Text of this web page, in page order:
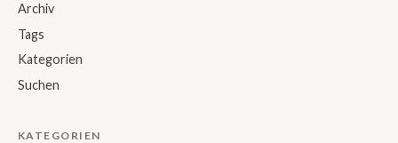
Archiv
Tags
Kategorien
Suchen
KATEGORIEN